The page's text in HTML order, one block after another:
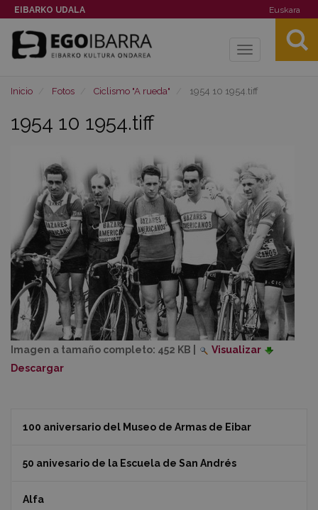
EIBARKO UDALA Euskara
Toggle
Inicio Fotos Ciclismo "A rueda" 1954 10 1954.tiff
1954 10 1954.tiff
Imagen a tamaño completo: 452 KB
Visualizar
Descargar
100 aniversario del Museo de Armas de Eibar
50 anivesario de la Escuela de San Andrés
Alfa